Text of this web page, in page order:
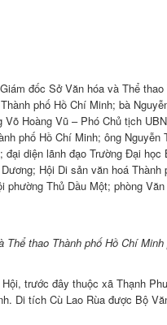
đốc Sở Văn hóa và Thể
phố Hồ Chí Minh; bà
Hoàng Vũ – Phó Chủ tịch
phố Hồ Chí Minh; ông Nguyễn
diện lãnh đạo Trường Đại
Hội Di sản văn hoá
Thủ Dầu Một; phòng
thao Thành phố Hồ Chí
trước đây thuộc xã Thạnh
Di tích Cù Lao Rùa được Bộ